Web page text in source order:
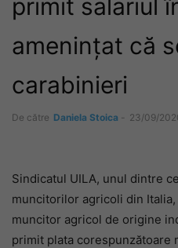
primit salariul
amenințat că
carabinieri
De către Daniela Stoica - 23/09/
Sindicatul UILA, unul dintre
muncitorilor agricoli din
muncitor agricol de origine
primit plata corespunzătoare